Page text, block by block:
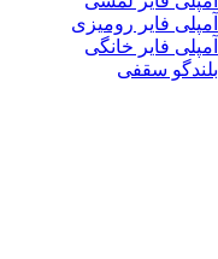
آمپلی فایر رومیزی
آمپلی فایر خانگی
بلندگو سقفی